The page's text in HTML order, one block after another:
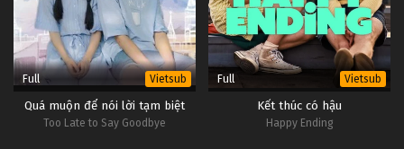
Full Vietsub
Quá muộn để nói lời tạm biệt
Too Late to Say Goodbye
Full Vietsub
Kết thúc có hậu
Happy Ending